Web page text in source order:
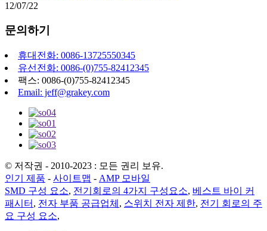
12/07/22
문의하기
휴대전화: 0086-13725550345
유선전화: 0086-(0)755-82412345
팩스: 0086-(0)755-82412345
Email: jeff@grakey.com
© 저작권 - 2010-2023 : 모든 권리 보유.
인기 제품 - 사이트맵 - AMP 모바일
SMD 구성 요소, 전기회로의 4가지 구성요소, 베스트 바이 커
패시터 , 전자 부품 공급업체 , 스위치 전자 제한, 전기 회로의 주
요 구성 요소,